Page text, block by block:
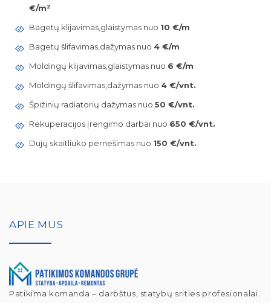
€/m²
Bagetų klijavimas,glaistymas nuo 10 €/m
Bagetų šlifavimas,dažymas nuo 4 €/m
Moldingų klijavimas,glaistymas nuo 6 €/m
Moldingų šlifavimas,dažymas nuo 4 €/vnt.
Špižinių radiatorių dažymas nuo 50 €/vnt.
Rekuperacijos įrengimo darbai nuo 650 €/vnt.
Dujų skaitliuko pernešimas nuo 150 €/vnt.
APIE MUS
Patikima komanda – darbštus, statybų srities profesionalai.